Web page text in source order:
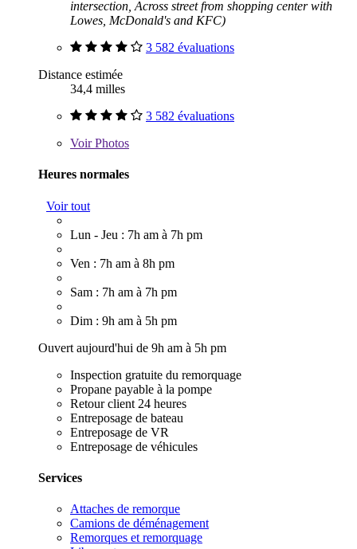
intersection, Across street from shopping center with
Lowes, McDonald's and KFC)
3 582 évaluations
Distance estimée
34,4 milles
3 582 évaluations
VoirPhotos
Heures normales
Voir tout
Lun - Jeu : 7h am à 7h pm
Ven : 7h am à 8h pm
Sam : 7h am à 7h pm
Dim : 9h am à 5h pm
Ouvert aujourd'hui de 9h am à 5h pm
Inspection gratuite du remorquage
Propane payable à la pompe
Retour client 24 heures
Entreposage de bateau
Entreposage de VR
Entreposage de véhicules
Services
Attaches de remorque
Camions de déménagement
Remorques et remorquage